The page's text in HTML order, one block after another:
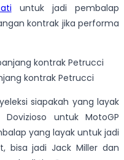
untuk jadi pembalap
kontrak jika performa
kontrak Petrucci
siapakah yang layak
untuk MotoGP
yang layak untuk jadi
bisa jadi Jack Miller dan